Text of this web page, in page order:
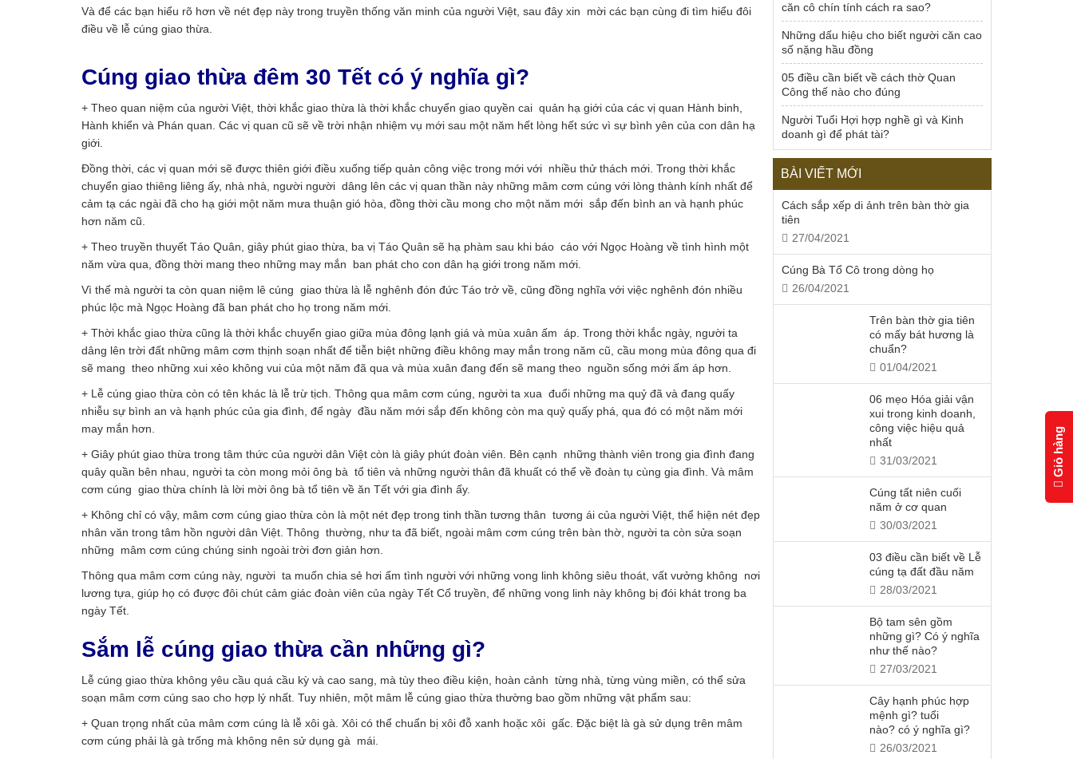
Và để các bạn hiểu rõ hơn về nét đẹp này trong truyền thống văn minh của người Việt, sau đây xin mời các bạn cùng đi tìm hiểu đôi
điều về lễ cúng giao thừa.
Cúng giao thừa đêm 30 Tết có ý nghĩa gì?
+ Theo quan niệm của người Việt, thời khắc giao thừa là thời khắc chuyển giao quyền cai quản hạ giới của các vị quan Hành binh,
Hành khiển và Phán quan. Các vị quan cũ sẽ về trời nhận nhiệm vụ mới sau một năm hết lòng hết sức vì sự bình yên của con dân hạ
giới.
Đồng thời, các vị quan mới sẽ được thiên giới điều xuống tiếp quản công việc trong mới với nhiều thử thách mới. Trong thời khắc
chuyển giao thiêng liêng ấy, nhà nhà, người người dâng lên các vị quan thần này những mâm cơm cúng với lòng thành kính nhất để
cảm tạ các ngài đã cho hạ giới một năm mưa thuận gió hòa, đồng thời cầu mong cho một năm mới sắp đến bình an và hạnh phúc
hơn năm cũ.
+ Theo truyền thuyết Táo Quân, giây phút giao thừa, ba vị Táo Quân sẽ hạ phàm sau khi báo cáo với Ngọc Hoàng về tình hình một
năm vừa qua, đồng thời mang theo những may mắn ban phát cho con dân hạ giới trong năm mới.
Vì thế mà người ta còn quan niệm lê cúng giao thừa là lễ nghênh đón đức Táo trở về, cũng đồng nghĩa với việc nghênh đón nhiều
phúc lộc mà Ngọc Hoàng đã ban phát cho họ trong năm mới.
+ Thời khắc giao thừa cũng là thời khắc chuyển giao giữa mùa đông lạnh giá và mùa xuân ấm áp. Trong thời khắc ngày, người ta
dâng lên trời đất những mâm cơm thịnh soạn nhất để tiễn biệt những điều không may mắn trong năm cũ, cầu mong mùa đông qua đi
sẽ mang theo những xui xẻo không vui của một năm đã qua và mùa xuân đang đến sẽ mang theo nguồn sống mới ấm áp hơn.
+ Lễ cúng giao thừa còn có tên khác là lễ trừ tịch. Thông qua mâm cơm cúng, người ta xua đuổi những ma quỷ đã và đang quấy
nhiễu sự bình an và hạnh phúc của gia đình, để ngày đầu năm mới sắp đến không còn ma quỷ quấy phá, qua đó có một năm mới
may mắn hơn.
+ Giây phút giao thừa trong tâm thức của người dân Việt còn là giây phút đoàn viên. Bên cạnh những thành viên trong gia đình đang
quây quần bên nhau, người ta còn mong mỏi ông bà tổ tiên và những người thân đã khuất có thể về đoàn tụ cùng gia đình. Và mâm
cơm cúng giao thừa chính là lời mời ông bà tổ tiên về ăn Tết với gia đình ấy.
+ Không chỉ có vậy, mâm cơm cúng giao thừa còn là một nét đẹp trong tinh thần tương thân tương ái của người Việt, thể hiện nét đẹp
nhân văn trong tâm hồn người dân Việt. Thông thường, như ta đã biết, ngoài mâm cơm cúng trên bàn thờ, người ta còn sửa soạn
những mâm cơm cúng chúng sinh ngoài trời đơn giản hơn.
Thông qua mâm cơm cúng này, người ta muốn chia sẻ hơi ấm tình người với những vong linh không siêu thoát, vất vưởng không nơi
lương tựa, giúp họ có được đôi chút cảm giác đoàn viên của ngày Tết Cổ truyền, để những vong linh này không bị đói khát trong ba
ngày Tết.
Sắm lễ cúng giao thừa cần những gì?
Lễ cúng giao thừa không yêu cầu quá cầu kỳ và cao sang, mà tùy theo điều kiện, hoàn cảnh từng nhà, từng vùng miền, có thể sửa
soạn mâm cơm cúng sao cho hợp lý nhất. Tuy nhiên, một mâm lễ cúng giao thừa thường bao gồm những vật phẩm sau:
+ Quan trọng nhất của mâm cơm cúng là lễ xôi gà. Xôi có thể chuẩn bị xôi đỗ xanh hoặc xôi gấc. Đặc biệt là gà sử dụng trên mâm
cơm cúng phải là gà trống mà không nên sử dụng gà mái.
căn cô chín tính cách ra sao?
Những dấu hiệu cho biết người căn cao
số nặng hầu đồng
05 điều cần biết về cách thờ Quan
Công thế nào cho đúng
Người Tuổi Hợi hợp nghề gì và Kinh
doanh gì để phát tài?
BÀI VIẾT MỚI
Cách sắp xếp di ảnh trên bàn thờ gia
tiên
27/04/2021
Cúng Bà Tổ Cô trong dòng họ
26/04/2021
Trên bàn thờ gia tiên
có mấy bát hương là
chuẩn?
01/04/2021
06 mẹo Hóa giải vận
xui trong kinh doanh,
công việc hiệu quả
nhất
31/03/2021
Cúng tất niên cuối
năm ở cơ quan
30/03/2021
03 điều cần biết về Lễ
cúng tạ đất đầu năm
28/03/2021
Bộ tam sên gồm
những gì? Có ý nghĩa
như thế nào?
27/03/2021
Cây hạnh phúc hợp
mệnh gì? tuổi
nào? có ý nghĩa gì?
26/03/2021
Giỏ hàng